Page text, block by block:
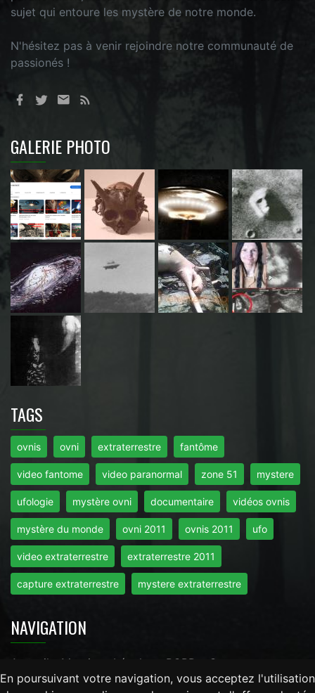
En poursuivant votre navigation, vous acceptez l'utilisation
sujet qui entoure les mystère de notre monde.
N'hésitez pas à venir rejoindre notre communauté de
passionés !
GALERIE PHOTO
TAGS
ovnis ovni extraterrestre fantôme
video fantome video paranormal zone 51 mystere
ufologie mystère ovni documentaire vidéos ovnis
mystère du monde ovni 2011 ovnis 2011 ufo
video extraterrestre extraterrestre 2011
capture extraterrestre mystere extraterrestre
NAVIGATION
Accueil Mentions Légales RGPD Contact